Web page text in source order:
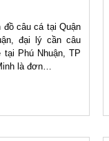
đồ câu cá tại Quận
đại lý cần câu
tại Phú Nhuận, TP
là đơn…